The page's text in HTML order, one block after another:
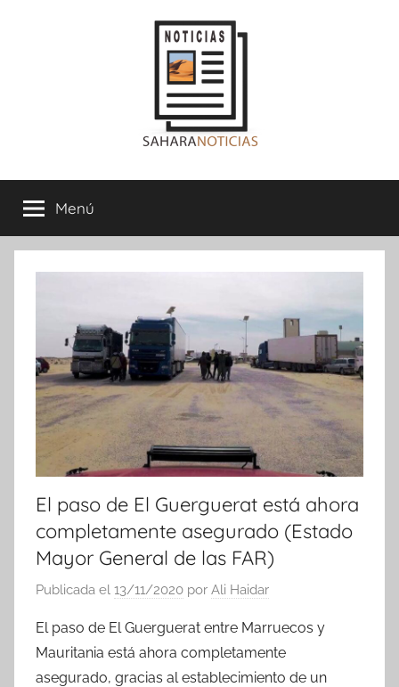
Sahara
Noticias
Menú
El paso de El Guerguerat está ahora
completamente asegurado (Estado
Mayor General de las FAR)
Publicada el 13/11/2020 por Ali Haidar
El paso de El Guerguerat entre Marruecos y
Mauritania está ahora completamente
asegurado, gracias al establecimiento de un